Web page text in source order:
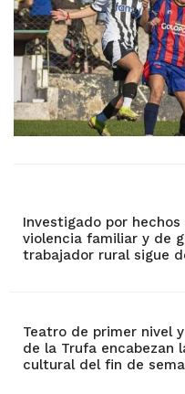
Investigado por hechos
violencia familiar y de
trabajador rural sigue
Teatro de primer nivel
de la Trufa encabezan
cultural del fin de